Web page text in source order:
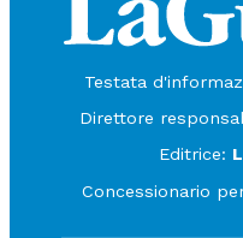
Testata
Direttore
Editrice:
Concessionario